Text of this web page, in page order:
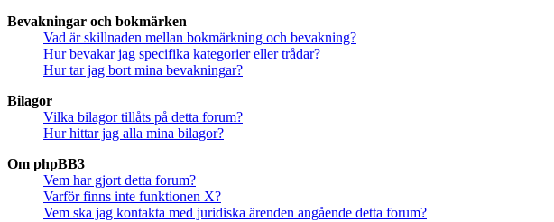
Bevakningar och bokmärken
Vad är skillnaden mellan bokmärkning och bevakning?
Hur bevakar jag specifika kategorier eller trådar?
Hur tar jag bort mina bevakningar?
Bilagor
Vilka bilagor tillåts på detta forum?
Hur hittar jag alla mina bilagor?
Om phpBB3
Vem har gjort detta forum?
Varför finns inte funktionen X?
Vem ska jag kontakta med juridiska ärenden angående detta forum?